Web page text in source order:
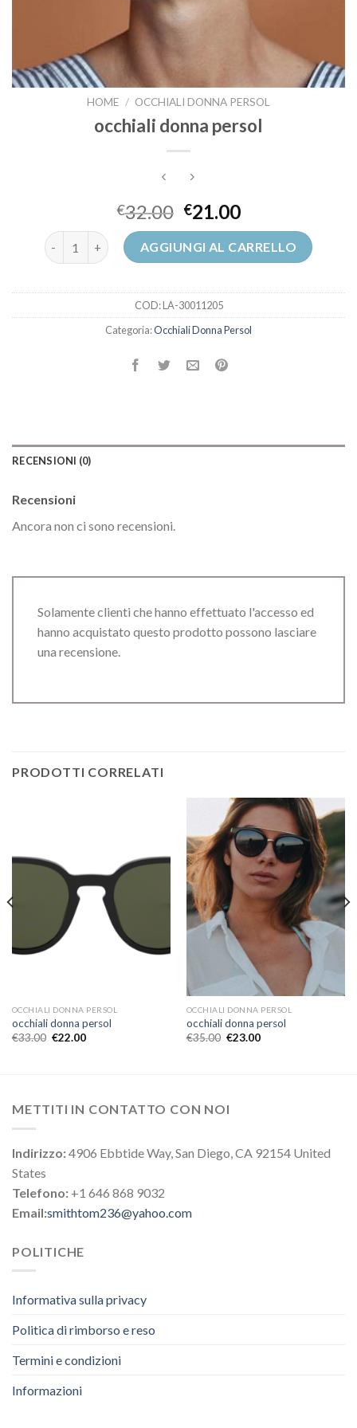
HOME / OCCHIALI DONNA PERSOL
occhiali donna persol
€32.00 €21.00
occhiali donna persol quantitàAGGIUNGI AL CARRELLO
COD:LA-30011205
Categoria:Occhiali Donna Persol
RECENSIONI (0)
Recensioni
Ancora non ci sono recensioni.
Solamente clienti che hanno effettuato l'accesso ed
hanno acquistato questo prodotto possono lasciare
una recensione.
PRODOTTI CORRELATI
OCCHIALI DONNA PERSOL
occhiali donna persol
€33.00 €22.00
OCCHIALI DONNA PERSOL
occhiali donna persol
€35.00 €23.00
METTITI IN CONTATTO CON NOI
Indirizzo:4906 Ebbtide Way, San Diego, CA 92154 United
States
Telefono: +1 646 868 9032
Email:smithtom236@yahoo.com
POLITICHE
Informativa sulla privacy
Politica di rimborso e reso
Termini e condizioni
Informazioni